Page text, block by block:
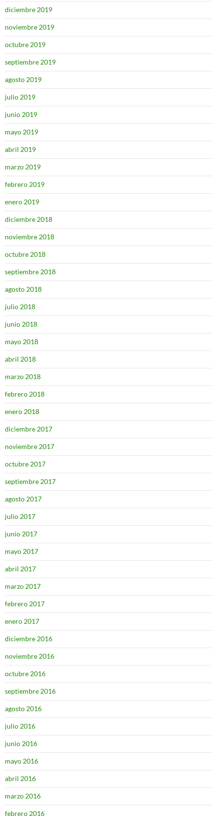
diciembre 2019
noviembre 2019
octubre 2019
septiembre 2019
agosto 2019
julio 2019
junio 2019
mayo 2019
abril 2019
marzo 2019
febrero 2019
enero 2019
diciembre 2018
noviembre 2018
octubre 2018
septiembre 2018
agosto 2018
julio 2018
junio 2018
mayo 2018
abril 2018
marzo 2018
febrero 2018
enero 2018
diciembre 2017
noviembre 2017
octubre 2017
septiembre 2017
agosto 2017
julio 2017
junio 2017
mayo 2017
abril 2017
marzo 2017
febrero 2017
enero 2017
diciembre 2016
noviembre 2016
octubre 2016
septiembre 2016
agosto 2016
julio 2016
junio 2016
mayo 2016
abril 2016
marzo 2016
febrero 2016